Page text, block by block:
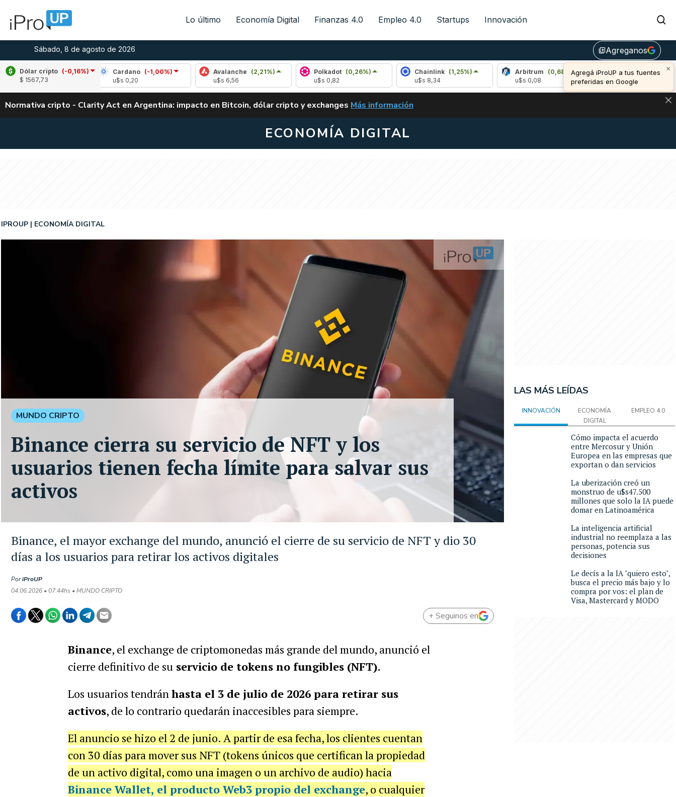
Lo último Economía Digital Finanzas 4.0 Empleo 4.0 Startups Innovación
Sábado, 8 de agosto de 2026 library_addAgreganos
×
Agregá iProUP a tus fuentes
preferidas en Google
Dólar cripto (-0,16%)
$ 1567,73
(0,48%)
Cardano
(-1,00%)
Avalanche (2,21%)
Polkadot
(0,26%)
Chainlink (1,25%)
Arbitrum
(0,68%)
Bitcoin (-0,06%)
u$s 64.941,00
Normativa cripto - Clarity Act en Argentina: impacto en Bitcoin, dólar cripto y exchanges CLARITY ACT EN ARGENTINA: IMPACTO EN BITCOIN, DÓLAR CRIPTO Y EXCHANGES
Más información
ECONOMÍA DIGITAL
Binance, el mayor exchange del mundo, anunció el cierre de su servicio de NFT y dio 30
días a los usuarios para retirar los activos digitales
IPROUP ECONOMÍA DIGITAL
PoriProUP
04.06.2026 • 07:44hs • MUNDO CRIPTO
MUNDO CRIPTO
Binance cierra su servicio de NFT y los
usuarios tienen fecha límite para salvar sus
activos
+ Seguinos en
Binance, el exchange de criptomonedas más grande del mundo, anunció el
cierre definitivo de suservicio de tokens no fungibles (NFT).
Los usuarios tendránhasta el 3 de julio de 2026 para retirar sus
activos, de lo contrario quedarán inaccesibles para siempre.
El anuncio se hizo el 2 de junio. A partir de esa fecha, los clientes cuentan
con 30 días para mover sus NFT (tokens únicos que certifican la propiedad
de un activo digital, como una imagen o un archivo de audio) hacia
Binance Wallet, el producto Web3 propio del exchange, o cualquier
LAS MÁS LEÍDAS
INNOVACIÓN
ECONOMÍA
DIGITAL
EMPLEO 4.0
Cómo impacta el acuerdo
entre Mercosur y Unión
Europea en las empresas que
exportan o dan servicios
La uberización creó un
monstruo de u$s47.500
millones que solo la IA puede
domar en Latinoamérica
La inteligencia artificial
industrial no reemplaza a las
personas, potencia sus
decisiones
Le decís a la IA "quiero esto",
busca el precio más bajo y lo
compra por vos: el plan de
Visa, Mastercard y MODO